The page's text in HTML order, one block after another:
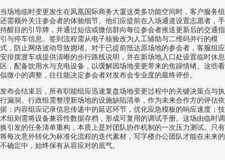
当场地临时变更发生在凤凰国际商务大厦这类多功能空间时，客户服务组
还需额外关注参会者的体验细节。他们应提前在入场通道设置志愿者，手
持醒目的引导牌，并通过短信或微信群向每位参会者推送更新后的交通指
引与停车信息。签到流程需从电子核验改为人工辅助与二维码并行的模
式，防止网络波动导致拥堵。对于已提前抵达原场地的参会者，客服组应
安排摆渡车或提供清晰的步行路线说明，并在新场地入口处设置临时休息
区，配备饮用水与充电设备，以缓解因场地变更带来的焦躁情绪。这些看
似微小的调整，往往能决定参会者对发布会专业度的最终评价。
发布会结束后，所有职能组应迅速复盘场地变更过程中的关键决策点与执
行漏洞。行政组需整理新场地的设施缺陷清单，作为未来合作方的评估依
据；内容组应记录信息传递中的延迟环节，优化应急模板的响应速度；技
术组则需将设备兼容性数据存档，形成可复用的调试手册。这场由临时调
换引发的任务清单重构，本质上是对团队协作机制的一次压力测试。只有
将每次意外转化为标准化流程的迭代素材，写字楼办公团队才能在未来的
不确定中，始终保有从容应对的底气。